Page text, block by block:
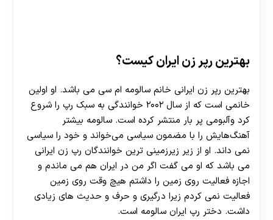
بهترین رپر زن ایران کیست؟
بهترین رپر زن ایرانی خانم سالومه ام سی می باشد. او اولین
خانمی است که از سال ۲۰۰۲ خوانندگی به سبک رپ را شروع
کرد وآلبومی پر بار منتشر کرده است. سالومه بیشتر
آهنگ‌هایش را با مضمون سیاسی می‌خواند و خود را سیاسی
نمی داند. او از زیر زیرزمینی ترین خوانندگان رپ زن ایرانی
می باشد که او می گفت اگر من در ایران هم می ماندم و
اجازه فعالیت روی زمین را داشتم هیچ وقت روی زمین
فعالیت نمی‌ کردم زیرا درگیری و حرف و حدیث‌ های زیادی
داشت. دختر رپ ایران سالومه است.